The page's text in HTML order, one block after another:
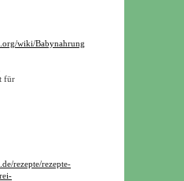
wiki/Babynahrung
für
rezepte/rezepte-